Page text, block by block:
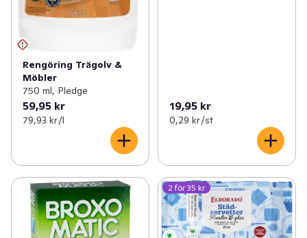
Rengöring Trägolv &
Möbler
750 ml, Pledge
59,95 kr
79,93 kr /l
19,95 kr
0,29 kr /st
2 för 35 kr